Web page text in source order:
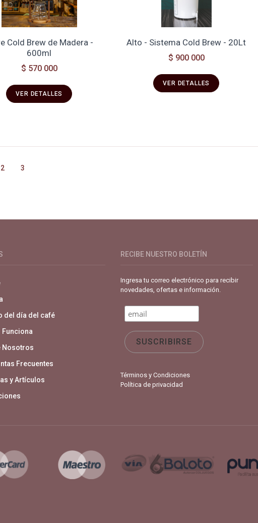
Cold Brew de Madera -
600ml
$ 570 000
VER DETALLES
Alto - Sistema Cold Brew - 20Lt
$ 900 000
VER DETALLES
2 3
del día del café
Funciona
Nosotros
Frecuentes
y Artículos
RECIBE NUESTRO BOLETÍN
Ingresa tu correo electrónico para recibir
novedades, ofertas e información.
Términos y Condiciones
Política de privacidad